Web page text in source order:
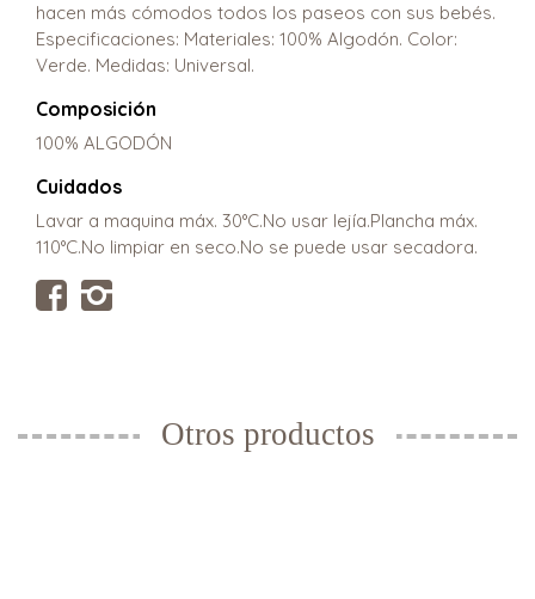
hacen más cómodos todos los paseos con sus bebés.
Especificaciones: Materiales: 100% Algodón. Color:
Verde. Medidas: Universal.
Composición
100% ALGODÓN
Cuidados
Lavar a maquina máx. 30°C.No usar lejía.Plancha máx.
110°C.No limpiar en seco.No se puede usar secadora.
Otros productos